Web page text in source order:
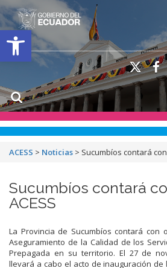
Open toolbar
ACESS > Noticias > Sucumbíos contará
Sucumbíos contará
ACESS
La Provincia de Sucumbíos contará con
Aseguramiento de la Calidad de los
Prepagada en su territorio. El 27 de
llevará a cabo el acto de inauguración